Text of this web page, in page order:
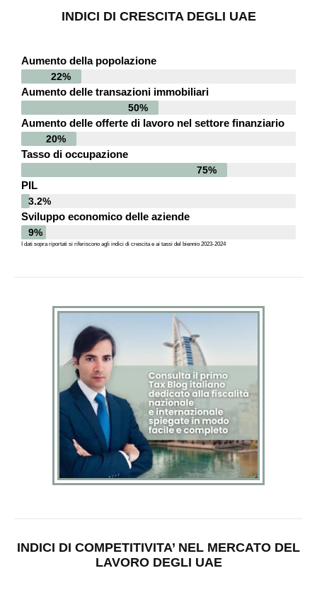
INDICI DI CRESCITA DEGLI UAE
Aumento della popolazione
22%
Aumento delle transazioni immobiliari
50%
Aumento delle offerte di lavoro nel settore finanziario
20%
Tasso di occupazione
75%
PIL
3.2%
Sviluppo economico delle aziende
9%
I dati sopra riportati si riferiscono agli indici di crescita e ai tassi del biennio 2023-2024
INDICI DI COMPETITIVITA’ NEL MERCATO DEL
LAVORO DEGLI UAE